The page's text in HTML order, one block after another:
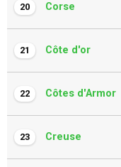
20 Corse
21 Côte d'or
22 Côtes d'Armor
23 Creuse